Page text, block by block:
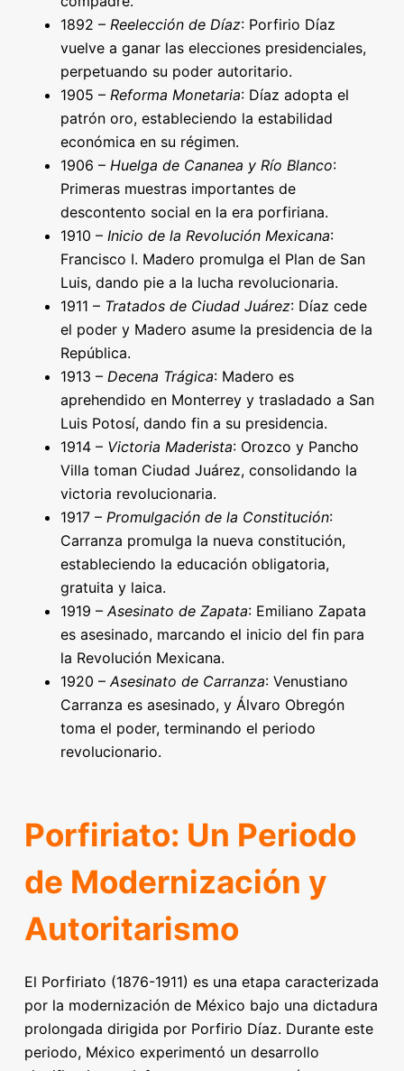
1892 – Reelección de Díaz: Porfirio Díaz
vuelve a ganar las elecciones presidenciales,
perpetuando su poder autoritario.
1905 – Reforma Monetaria: Díaz adopta el
patrón oro, estableciendo la estabilidad
económica en su régimen.
1906 – Huelga de Cananea y Río Blanco:
Primeras muestras importantes de
descontento social en la era porfiriana.
1910 – Inicio de la Revolución Mexicana:
Francisco I. Madero promulga el Plan de San
Luis, dando pie a la lucha revolucionaria.
1911 – Tratados de Ciudad Juárez: Díaz cede
el poder y Madero asume la presidencia de la
República.
1913 – Decena Trágica: Madero es
aprehendido en Monterrey y trasladado a San
Luis Potosí, dando fin a su presidencia.
1914 – Victoria Maderista: Orozco y Pancho
Villa toman Ciudad Juárez, consolidando la
victoria revolucionaria.
1917 – Promulgación de la Constitución:
Carranza promulga la nueva constitución,
estableciendo la educación obligatoria,
gratuita y laica.
1919 –Asesinato de Zapata: Emiliano Zapata
es asesinado, marcando el inicio del fin para
la Revolución Mexicana.
1920 –Asesinato de Carranza: Venustiano
Carranza es asesinado, y Álvaro Obregón
toma el poder, terminando el periodo
revolucionario.
Porfiriato: Un Periodo
de Modernización y
Autoritarismo
El Porfiriato (1876-1911) es una etapa caracterizada
por la modernización de México bajo una dictadura
prolongada dirigida por Porfirio Díaz. Durante este
periodo, México experimentó un desarrollo